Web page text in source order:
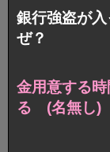
銀行強盗が
ぜ？
金用意する
る (名無し)